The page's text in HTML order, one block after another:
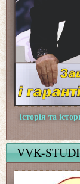
історія та
VVK-